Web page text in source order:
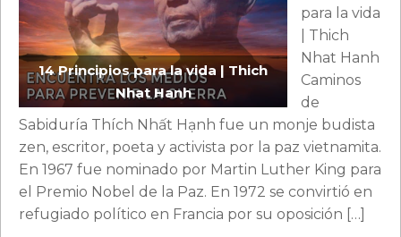
14 Principios para la vida | Thich
Nhat Hanh
para la vida
| Thich
Nhat Hanh
Caminos
de
Sabiduría Thích Nhất Hạnh fue un monje budista
zen, escritor, poeta y activista por la paz vietnamita.
En 1967 fue nominado por Martin Luther King para
el Premio Nobel de la Paz. En 1972 se convirtió en
refugiado político en Francia por su oposición […]